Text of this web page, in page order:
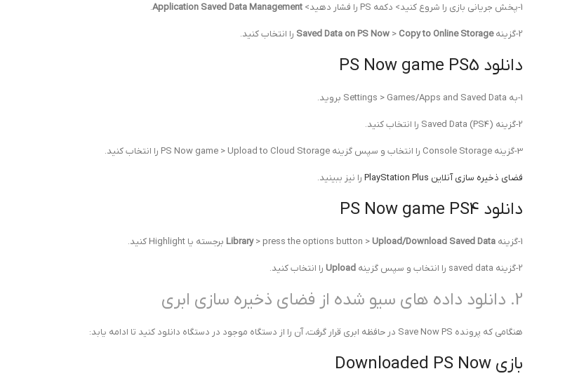
1-پخش جریانی بازی را شروع کنید> دکمه PS را فشار دهید> Application Saved Data Management
.
2-گزینه Saved Data on PS Now > Copy to Online Storage را انتخاب کنید.
دانلود PS Now game PS5
1-به Settings > Games/Apps and Saved Data بروید.
2-گزینه Saved Data (PS4) را انتخاب کنید.
3-گزینه Console Storage را انتخاب و سپس گزینه PS Now game > Upload to Cloud Storage را انتخاب کنید.
فضای ذخیره سازی آنلاین PlayStation Plus را نیز ببینید.
دانلود PS Now game PS4
1-گزینه Library> press the options button >Upload/Download Saved Data برجسته یا Highlight کنید.
2-گزینه saved data را انتخاب و سپس گزینه Upload را انتخاب کنید.
2. دانلود داده های سیو شده از فضای ذخیره سازی ابری
هنگامی که پرونده Save Now PS در حافظه ابری قرار گرفت، آن را از دستگاه موجود در دستگاه دانلود کنید تا ادامه یابد:
بازی Downloaded PS Now